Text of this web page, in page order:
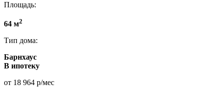
Площадь:
64 м2
Тип дома:
Барнхаус
В ипотеку
от 18 964 р/мес